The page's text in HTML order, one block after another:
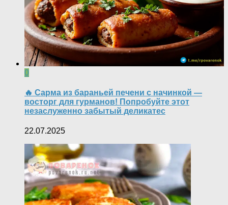
0
🔥 Сарма из бараньей печени с начинкой —
восторг для гурманов! Попробуйте этот
незаслуженно забытый деликатес
22.07.2025